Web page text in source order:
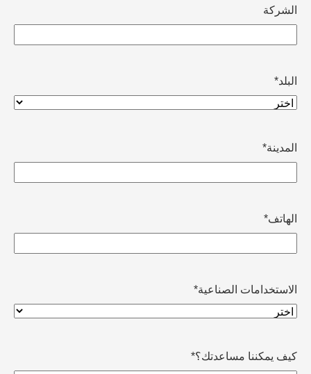
الشركة
البلد*
المدينة*
الهاتف*
الاستخدامات الصناعية*
كيف يمكننا مساعدتك؟*